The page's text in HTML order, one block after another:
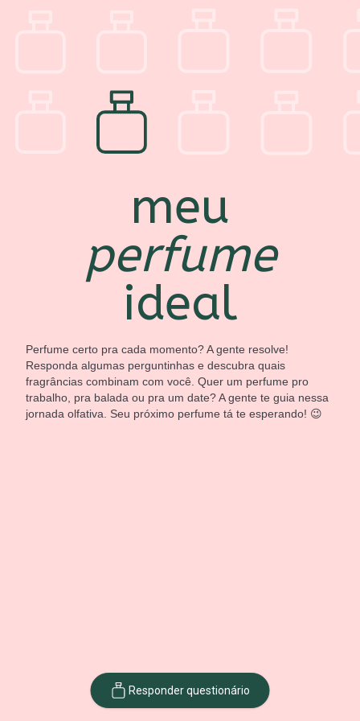
meu
perfume
ideal
Perfume certo pra cada momento? A gente resolve!
Responda algumas perguntinhas e descubra quais
fragrâncias combinam com você. Quer um perfume pro
trabalho, pra balada ou pra um date? A gente te guia nessa
jornada olfativa. Seu próximo perfume tá te esperando! 😉
Responder questionário